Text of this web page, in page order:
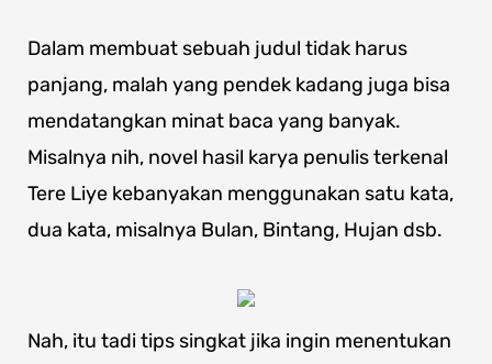
Dalam membuat sebuah judul tidak harus
panjang, malah yang pendek kadang juga bisa
mendatangkan minat baca yang banyak.
Misalnya nih, novel hasil karya penulis terkenal
Tere Liye kebanyakan menggunakan satu kata,
dua kata, misalnya Bulan, Bintang, Hujan dsb.
Nah, itu tadi tips singkat jika ingin menentukan